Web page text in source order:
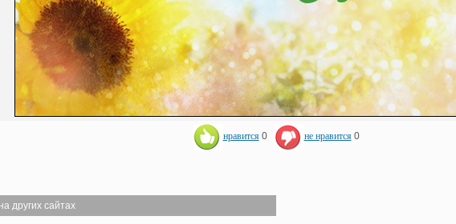
нравится 0 не нравится 0
других сайтах